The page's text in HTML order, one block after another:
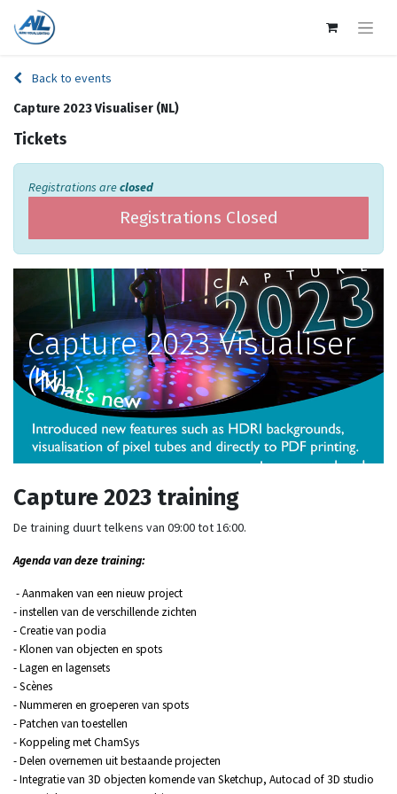
Back to events
Capture 2023 Visualiser (NL)
Tickets
Registrations areclosed
Registrations Closed
Capture 2023 Visualiser
(NL)
​Capture 2023 training
De training duurt telkens van 09:00 tot 16:00.
Agenda van deze training:
- Aanmaken van een nieuw project
- instellen van de verschillende zichten
- Creatie van podia
- Klonen van objecten en spots
- Lagen en lagensets
- Scènes
- Nummeren en groeperen van spots
- Patchen van toestellen
- Koppeling met ChamSys
- Delen overnemen uit bestaande projecten
- Integratie van 3D objecten komende van Sketchup, Autocad of 3D studio